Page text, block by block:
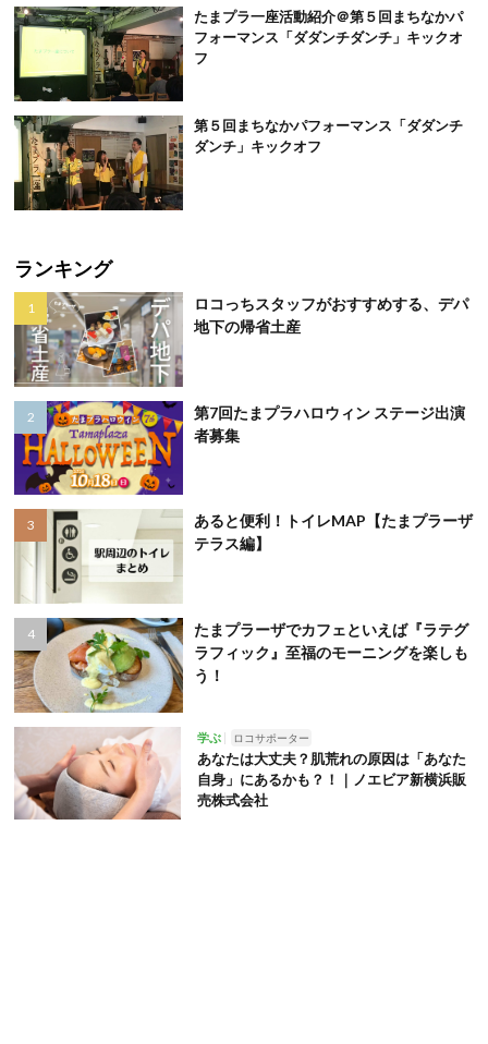
たまプラ一座活動紹介＠第５回まちなかパ
フォーマンス「ダダンチダンチ」キックオ
フ
第５回まちなかパフォーマンス「ダダンチ
ダンチ」キックオフ
ランキング
ロコっちスタッフがおすすめする、デパ
地下の帰省土産
第7回たまプラハロウィン ステージ出演
者募集
あると便利！トイレMAP【たまプラーザ
テラス編】
たまプラーザでカフェといえば『ラテグ
ラフィック』至福のモーニングを楽しも
う！
学ぶ ロコサポーター
あなたは大丈夫？肌荒れの原因は「あなた
自身」にあるかも？！｜ノエビア新横浜販
売株式会社